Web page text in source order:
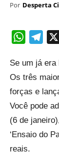
Por Desperta
WhatsApp
Se um já era
Os três
forças e
Você pode
(6 de
‘Ensaio do
reais.